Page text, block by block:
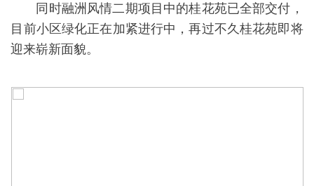
同时融洲风情二期项目中的桂花苑已全部交付，
目前小区绿化正在加紧进行中，再过不久桂花苑即将
迎来崭新面貌。